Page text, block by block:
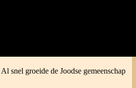
snel groeide de Joodse gemeenschap